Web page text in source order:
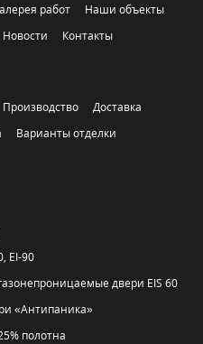
работ
Наши объекты
Новости Контакты
Производство
Доставка
Варианты отделки
EI-90
двери EIS 60
«Антипаника»
полотна